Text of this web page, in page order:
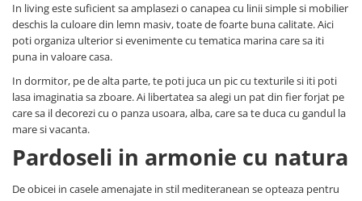
In living este suficient sa amplasezi o canapea cu linii simple si mobilier
deschis la culoare din lemn masiv, toate de foarte buna calitate. Aici
poti organiza ulterior si evenimente cu tematica marina care sa iti
puna in valoare casa.
In dormitor, pe de alta parte, te poti juca un pic cu texturile si iti poti
lasa imaginatia sa zboare. Ai libertatea sa alegi un pat din fier forjat pe
care sa il decorezi cu o panza usoara, alba, care sa te duca cu gandul la
mare si vacanta.
Pardoseli in armonie cu natura
De obicei in casele amenajate in stil mediteranean se opteaza pentru